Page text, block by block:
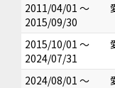
2011/04/01 ～
2015/09/30
2015/10/01 ～
2024/07/31
2024/08/01 ～